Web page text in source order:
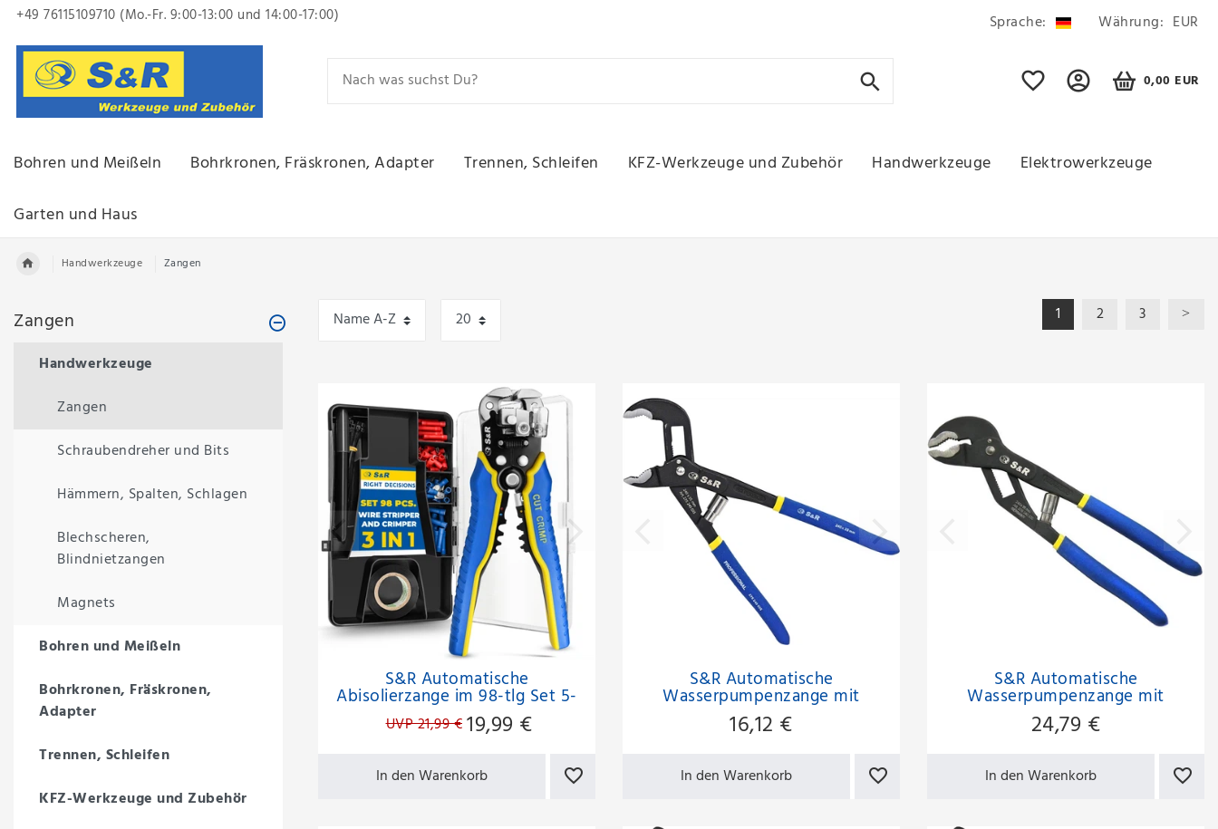
+49 76115109710 (Mo.-Fr. 9:00-13:00 und 14:00-17:00) Sprache: Währung: EUR
0,00 EUR
Bohren und Meißeln Bohrkronen, Fräskronen, Adapter Trennen, Schleifen KFZ-Werkzeuge und Zubehör Handwerkzeuge
Elektrowerkzeuge
Garten und Haus
Handwerkzeuge Zangen
Zangen
Handwerkzeuge
Zangen
Schraubendreher und Bits
Hämmern, Spalten, Schlagen
Blechscheren,
Blindnietzangen
Magnets
Bohren und Meißeln
Bohrkronen, Fräskronen,
Adapter
Trennen, Schleifen
KFZ-Werkzeuge und Zubehör
1 2 3 >
S&R Automatische
Abisolierzange im 98-tlg Set 5-
in-1
UVP 21,99 €19,99 €
In den Warenkorb
S&R Automatische
Wasserpumpenzange mit
patentiertem
Schnellspannmechanismus
ummantelte Griffe
16,12 €
In den Warenkorb
S&R Automatische
Wasserpumpenzange mit
patentiertem
Schnellspannmechanismus 300
ummantelte Griffe,
PROFESSIONAL
24,79 €
In den Warenkorb